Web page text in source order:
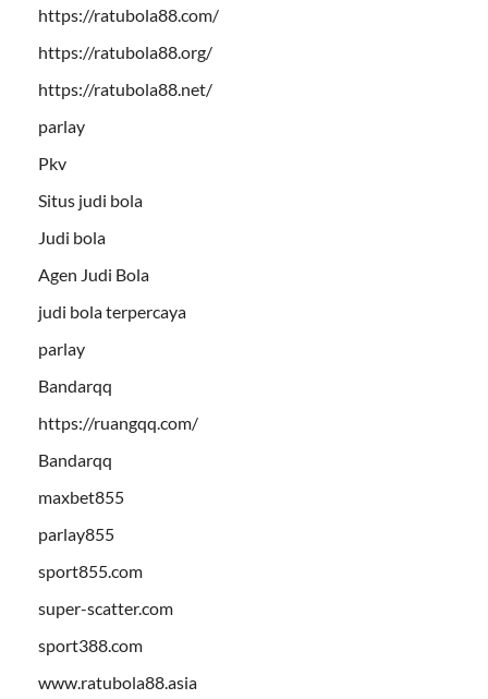
https://ratubola88.com/
https://ratubola88.org/
https://ratubola88.net/
parlay
Pkv
Situs judi bola
Judi bola
Agen Judi Bola
judi bola terpercaya
parlay
Bandarqq
https://ruangqq.com/
Bandarqq
maxbet855
parlay855
sport855.com
super-scatter.com
sport388.com
www.ratubola88.asia